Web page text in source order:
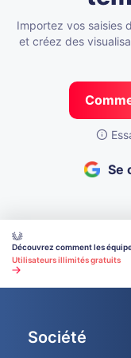
Importez vos saisies
et créez des
Se
Découvrez comment les
Utilisateurs illimités gratuits
Société